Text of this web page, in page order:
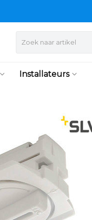
Installateurs